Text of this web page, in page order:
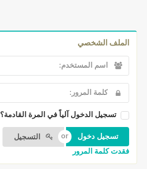
الملف الشخصي
تسجيل الدخول آلياً في المرة القادمة؟
التسجيل
فقدت كلمة المرور